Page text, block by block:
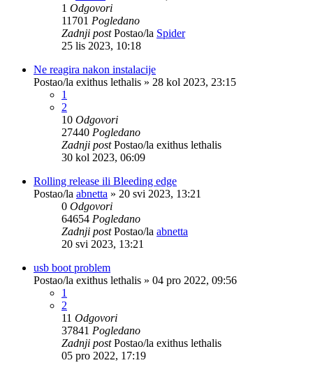
1 Odgovori
11701 Pogledano
Zadnji postPostao/la Spider
25 lis 2023, 10:18
Ne reagira nakon instalacije
Postao/la exithus lethalis » 28 kol 2023, 23:15
1
2
10 Odgovori
27440 Pogledano
Zadnji postPostao/la exithus lethalis
30 kol 2023, 06:09
Rolling release ili Bleeding edge
Postao/la abnetta » 20 svi 2023, 13:21
0 Odgovori
64654 Pogledano
Zadnji postPostao/la abnetta
20 svi 2023, 13:21
usb boot problem
Postao/la exithus lethalis » 04 pro 2022, 09:56
1
2
11 Odgovori
37841 Pogledano
Zadnji postPostao/la exithus lethalis
05 pro 2022, 17:19